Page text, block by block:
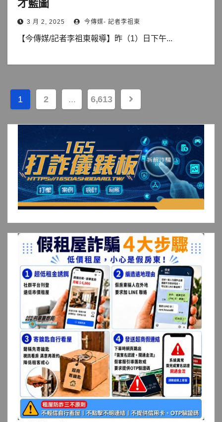
才藍圖
3 月 2, 2025 今傳媒- 記者李祖東
【今傳媒/記者李祖東報導】昨（1）日下午...
文
章
頁
1 2 ... 6,613